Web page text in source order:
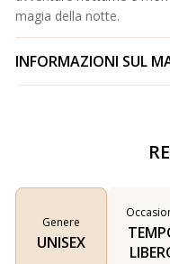
magia della notte.
INFORMAZIONI SUL
Genere
UNISEX